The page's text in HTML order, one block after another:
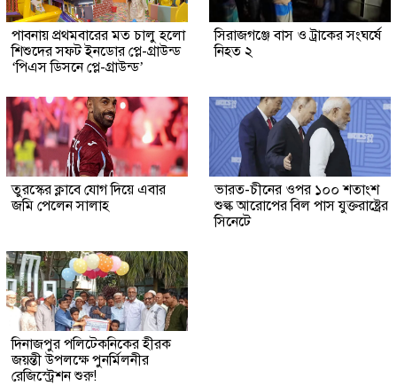
পাবনায় প্রথমবারের মত চালু হলো
শিশুদের সফট ইনডোর প্লে-গ্রাউন্ড
‘পিএস ডিসনে প্লে-গ্রাউন্ড’
সিরাজগঞ্জে বাস ও ট্রাকের সংঘর্ষে
নিহত ২
তুরস্কের ক্লাবে যোগ দিয়ে এবার
জমি পেলেন সালাহ
ভারত-চীনের ওপর ১০০ শতাংশ
শুল্ক আরোপের বিল পাস যুক্তরাষ্ট্রের
সিনেটে
দিনাজপুর পলিটেকনিকের হীরক
জয়ন্তী উপলক্ষে পুনর্মিলনীর
রেজিস্ট্রেশন শুরু!